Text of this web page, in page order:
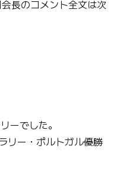
長のコメント全文は次
ーでした。
リー・ポルトガル優勝